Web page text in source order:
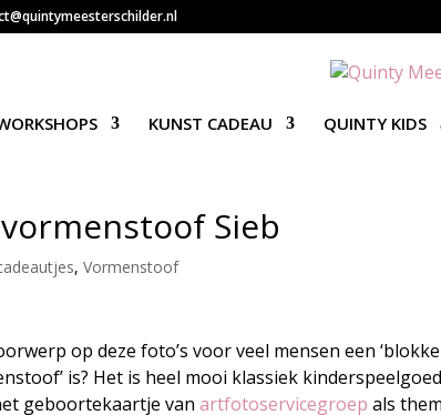
KUNST CADEAU QUINTY KIDS
Sieb
,Vormenstoof
op deze foto’s voor veel mensen een
is? Het is heel mooi klassiek
geboortekaartje vanartfotoservicegroep als